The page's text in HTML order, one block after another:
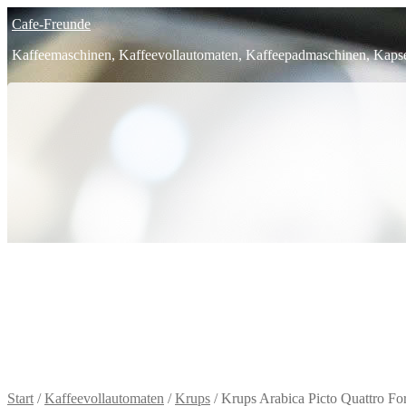
Zur
Navigation
springen
Zum
Inhalt
springen
Cafe-Freunde
Kaffeemaschinen, Kaffeevollautomaten, Kaffeepadmaschinen,
Start /Kaffeevollautomaten /Krups /Krups Arabica Picto Quattro